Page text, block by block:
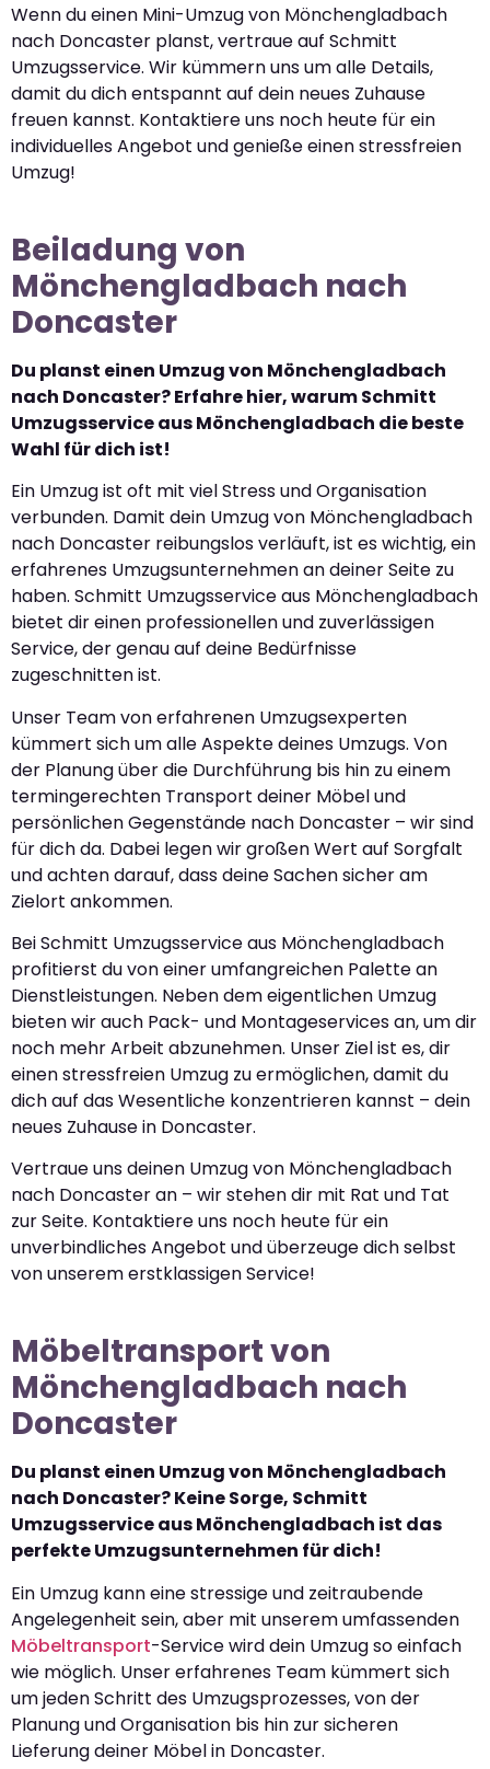
Wenn du einen Mini-Umzug von Mönchengladbach
nach Doncaster planst, vertraue auf Schmitt
Umzugsservice. Wir kümmern uns um alle Details,
damit du dich entspannt auf dein neues Zuhause
freuen kannst. Kontaktiere uns noch heute für ein
individuelles Angebot und genieße einen stressfreien
Umzug!
Beiladung von
Mönchengladbach nach
Doncaster
Du planst einen Umzug von Mönchengladbach
nach Doncaster? Erfahre hier, warum Schmitt
Umzugsservice aus Mönchengladbach die beste
Wahl für dich ist!
Ein Umzug ist oft mit viel Stress und Organisation
verbunden. Damit dein Umzug von Mönchengladbach
nach Doncaster reibungslos verläuft, ist es wichtig, ein
erfahrenes Umzugsunternehmen an deiner Seite zu
haben. Schmitt Umzugsservice aus Mönchengladbach
bietet dir einen professionellen und zuverlässigen
Service, der genau auf deine Bedürfnisse
zugeschnitten ist.
Unser Team von erfahrenen Umzugsexperten
kümmert sich um alle Aspekte deines Umzugs. Von
der Planung über die Durchführung bis hin zu einem
termingerechten Transport deiner Möbel und
persönlichen Gegenstände nach Doncaster – wir sind
für dich da. Dabei legen wir großen Wert auf Sorgfalt
und achten darauf, dass deine Sachen sicher am
Zielort ankommen.
Bei Schmitt Umzugsservice aus Mönchengladbach
profitierst du von einer umfangreichen Palette an
Dienstleistungen. Neben dem eigentlichen Umzug
bieten wir auch Pack- und Montageservices an, um dir
noch mehr Arbeit abzunehmen. Unser Ziel ist es, dir
einen stressfreien Umzug zu ermöglichen, damit du
dich auf das Wesentliche konzentrieren kannst – dein
neues Zuhause in Doncaster.
Vertraue uns deinen Umzug von Mönchengladbach
nach Doncaster an – wir stehen dir mit Rat und Tat
zur Seite. Kontaktiere uns noch heute für ein
unverbindliches Angebot und überzeuge dich selbst
von unserem erstklassigen Service!
Möbeltransport von
Mönchengladbach nach
Doncaster
Du planst einen Umzug von Mönchengladbach
nach Doncaster? Keine Sorge, Schmitt
Umzugsservice aus Mönchengladbach ist das
perfekte Umzugsunternehmen für dich!
Ein Umzug kann eine stressige und zeitraubende
Angelegenheit sein, aber mit unserem umfassenden
Möbeltransport-Service wird dein Umzug so einfach
wie möglich. Unser erfahrenes Team kümmert sich
um jeden Schritt des Umzugsprozesses, von der
Planung und Organisation bis hin zur sicheren
Lieferung deiner Möbel in Doncaster.